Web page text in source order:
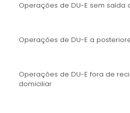
Operações de DU-E sem saída
Operações de DU-E a
Operações de DU-E fora de
domiciliar